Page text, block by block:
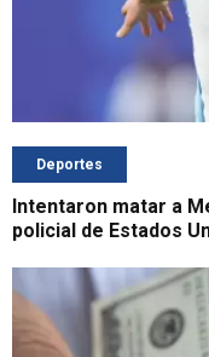
Deportes
Intentaron matar a
policial de Estados